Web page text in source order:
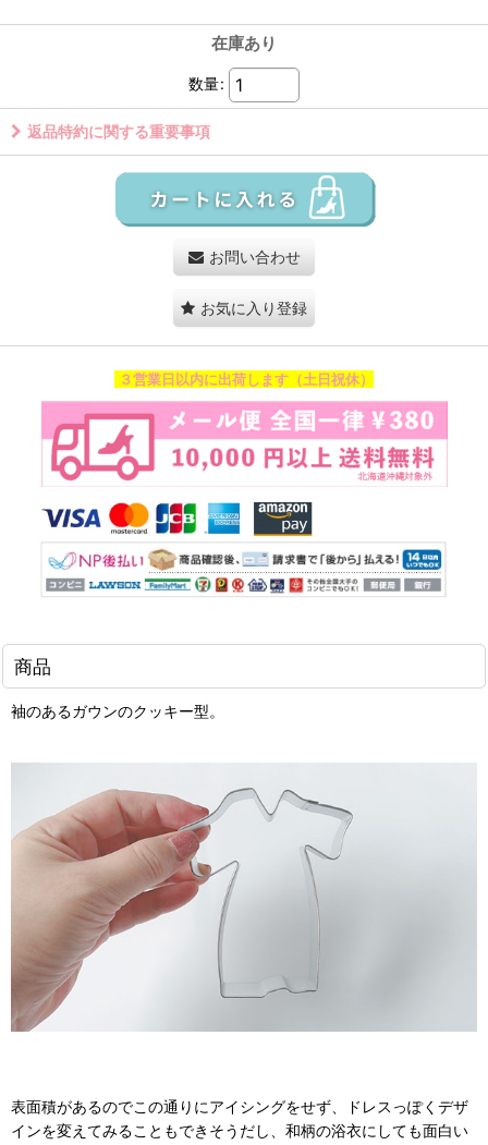
在庫あり
数量:
返品特約に関する重要事項
お問い合わせ
お気に入り登録
３営業日以内に出荷します（土日祝休）
商品
袖のあるガウンのクッキー型。
表面積があるのでこの通りにアイシングをせず、ドレスっぽくデザ
インを変えてみることもできそうだし、和柄の浴衣にしても面白い